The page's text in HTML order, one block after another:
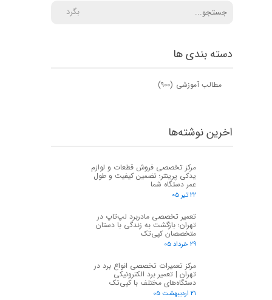
دسته بندی ها
مطالب آموزشی (۹۰۰)
بگرد
اخرین نوشته‌ها
مرکز تخصصی فروش قطعات و لوازم
یدکی پرینتر؛ تضمین کیفیت و طول
عمر دستگاه شما
۲۲ تیر ۰۵
تعمیر تخصصی مادربرد لپ‌تاپ در
تهران؛ بازگشت به زندگی با دستان
متخصصان کپی‌تک
۲۹ خرداد ۰۵
مرکز تعمیرات تخصصی انواع برد در
تهران | تعمیر برد الکترونیکی
دستگاه‌های مختلف با کپی‌تک
۲۱ اردیبهشت ۰۵